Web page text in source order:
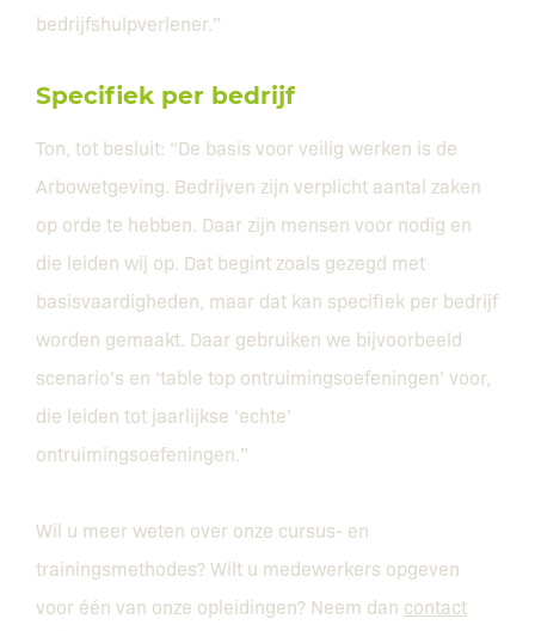
bedrijfshulpverlener.”
Specifiek per bedrijf
Ton, tot besluit: “De basis voor veilig werken is de
Arbowetgeving. Bedrijven zijn verplicht aantal zaken
op orde te hebben. Daar zijn mensen voor nodig en
die leiden wij op. Dat begint zoals gezegd met
basisvaardigheden, maar dat kan specifiek per bedrijf
worden gemaakt. Daar gebruiken we bijvoorbeeld
scenario’s en ‘table top ontruimingsoefeningen’ voor,
die leiden tot jaarlijkse ‘echte’
ontruimingsoefeningen.”
Wil u meer weten over onze cursus- en
trainingsmethodes? Wilt u medewerkers opgeven
voor één van onze opleidingen? Neem dan contact